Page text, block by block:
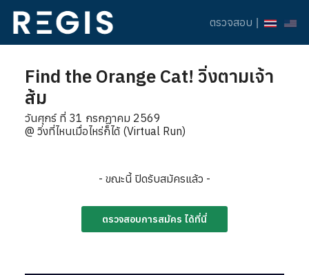
ตรวจสอบ
Find the Orange Cat! วิ่งตามเจ้า
ส้ม
วันศุกร์ ที่ 31 กรกฏาคม 2569
@ วิ่งที่ไหนเมื่อไหร่ก็ได้ (Virtual Run)
- ขณะนี้ ปิดรับสมัครแล้ว -
ตรวจสอบการสมัคร ได้ที่นี่